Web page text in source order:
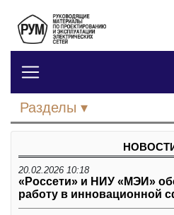
Разделы
20.02.2026 10:18
«Россети» и НИУ «МЭИ»
работу в инновационной